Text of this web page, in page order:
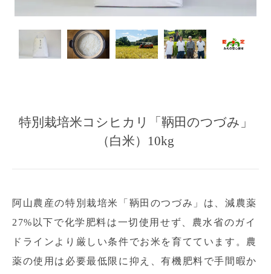
特別栽培米コシヒカリ「鞆田のつづみ」
（白米）10kg
阿山農産の特別栽培米「鞆田のつづみ」は、減農薬
27%以下で化学肥料は一切使用せず、農水省のガイ
ドラインより厳しい条件でお米を育てています。農
薬の使用は必要最低限に抑え、有機肥料で手間暇か